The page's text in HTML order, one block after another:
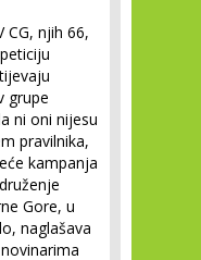
CG, njih 66,
grupe
ni oni nijesu
pravilnika,
kampanja
Gore, u
naglašava